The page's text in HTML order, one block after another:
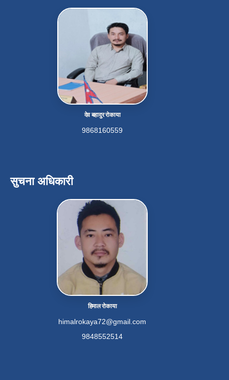
देव बहादुर रोकाया
9868160559
सुचना अधिकारी
हिमाल रोकाया
himalrokaya72@gmail.com
9848552514